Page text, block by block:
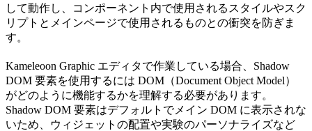
して動作し、コンポーネント内で使用されるスタイルやスク
リプトとメインページで使用されるものとの衝突を防ぎま
す。
Kameleoon Graphic エディタで作業している場合、Shadow
DOM 要素を使用するには DOM（Document Object Model）
がどのように機能するかを理解する必要があります。
Shadow DOM 要素はデフォルトでメイン DOM に表示されな
いため、ウィジェットの配置や実験のパーソナライズなど